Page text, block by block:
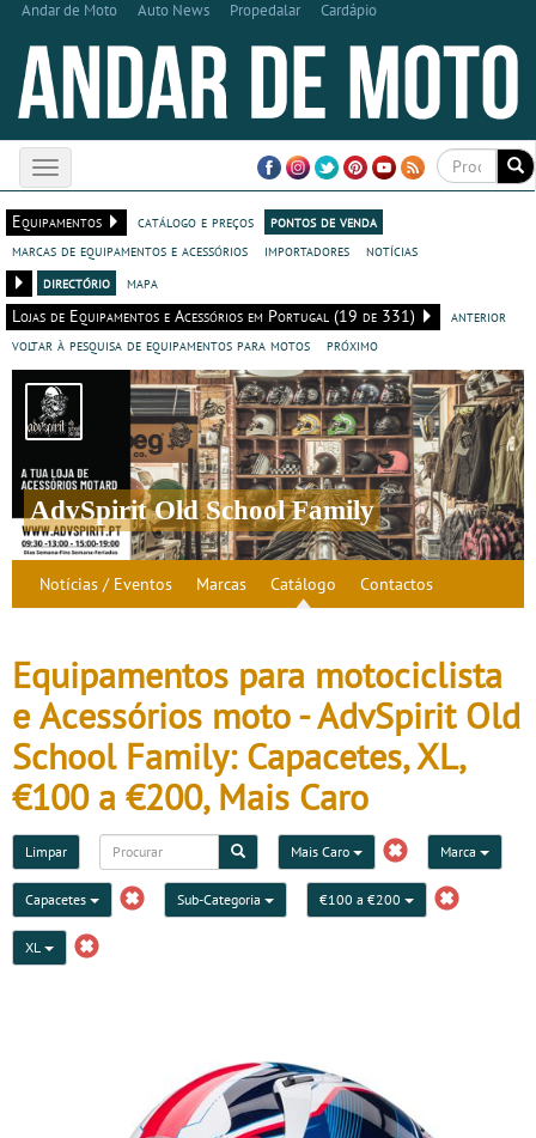
Andar de Moto Auto News Propedalar Cardápio
Toggle
navigation
Equipamentos
catálogo e preços
pontos de venda
marcas de equipamentos e acessórios
importadores
notícias
directório
mapa
Lojas de Equipamentos e Acessórios em Portugal (19 de 331)
anterior
voltar à pesquisa de equipamentos para motos
próximo
AdvSpirit Old School Family
Notícias / Eventos Marcas Catálogo Contactos
Equipamentos para motociclista
e Acessórios moto - AdvSpirit Old
School Family: Capacetes, XL,
€100 a €200, Mais Caro
Limpar Mais Caro Marca
Capacetes Sub-Categoria €100 a €200
XL